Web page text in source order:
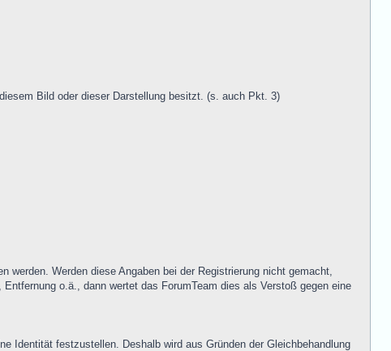
Bild oder dieser Darstellung besitzt. (s. auch Pkt. 3)
werden. Werden diese Angaben bei der Registrierung nicht gemacht,
o.ä., dann wertet das ForumTeam dies als Verstoß gegen eine
Identität festzustellen. Deshalb wird aus Gründen der Gleichbehandlung